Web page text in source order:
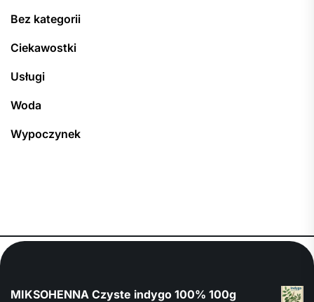
Bez kategorii
Ciekawostki
Usługi
Woda
Wypoczynek
MIKSOHENNA Czyste indygo 100% 100g